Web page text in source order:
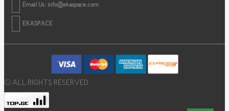
Email Us: info@ekaspace.com
EKASPACE
© ALL RIGHTS RESERVED